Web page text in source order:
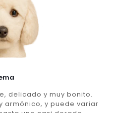
delicado y muy bonito.
armónico, y puede variar